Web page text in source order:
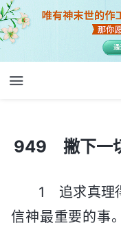
949 撇下一切跟随神才
949 撇下一
1 追求真理
信神最重要的事